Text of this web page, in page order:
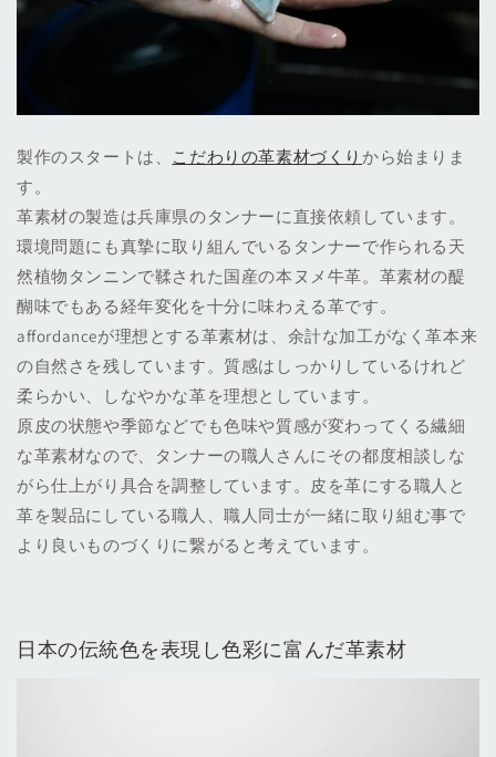
製作のスタートは、 こだわりの革素材づくり から始まりま
す。
革素材の製造は兵庫県のタンナーに直接依頼しています。
環境問題にも真摯に取り組んでいるタンナーで作られる天
然植物タンニンで鞣された国産の本ヌメ牛革。革素材の醍
醐味でもある経年変化を十分に味わえる革です。
affordanceが理想とする革素材は、余計な加工がなく革本来
の自然さを残しています。質感はしっかりしているけれど
柔らかい、しなやかな革を理想としています。
原皮の状態や季節などでも色味や質感が変わってくる繊細
な革素材なので、タンナーの職人さんにその都度相談しな
がら仕上がり具合を調整しています。皮を革にする職人と
革を製品にしている職人、職人同士が一緒に取り組む事で
より良いものづくりに繋がると考えています。
日本の伝統色を表現し色彩に富んだ革素材